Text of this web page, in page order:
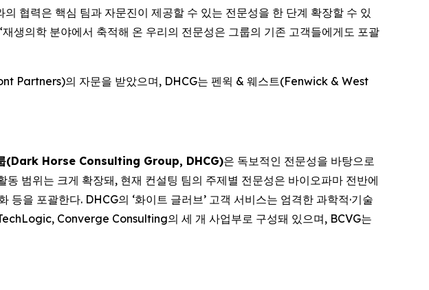
협력은 핵심 팀과 자문진이 제공할 수 있는 전문성을 한 단계 확장할 수 있
생의학 분야에서 축적해 온 우리의 전문성은 그룹의 기존 고객들에게도 포괄
Partners)의 자문을 받았으며, DHCG는 펜윅 & 웨스트(Fenwick & West
(Dark Horse Consulting Group, DHCG)은 독보적인 전문성을 바탕으로
범위는 크게 확장돼, 현재 컨설팅 팀의 주제별 전문성은 바이오파마 전반에
을 포괄한다. DHCG의 ‘화이트 글러브’ 고객 서비스는 엄격한 과학적·기술
Converge Consulting의 세 개 사업부로 구성돼 있으며, BCVG는